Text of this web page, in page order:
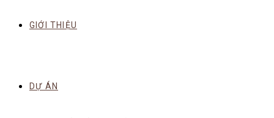
GIỚI THIỆU
DỰ ÁN